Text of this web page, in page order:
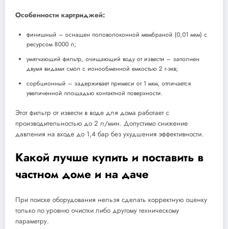
Особенности картриджей:
финишный – оснащен половолоконной мембраной (0,01 мкм) с
ресурсом 8000 л;
умягчающий фильтр, очищающий воду от извести – заполнен
двумя видами смол с ионообменной емкостью 2 г-экв;
сорбционный – задерживает примеси от 1 мкм, отличается
увеличенной площадью контактной поверхности.
Этот фильтр от извести в воде для дома работает с
производительностью до 2 л/мин. Допустимо снижение
давления на входе до 1,4 бар без ухудшения эффективности.
Какой лучше купить и поставить в
частном доме и на даче
При поиске оборудования нельзя сделать корректную оценку
только по уровню очистки либо другому техническому
параметру.